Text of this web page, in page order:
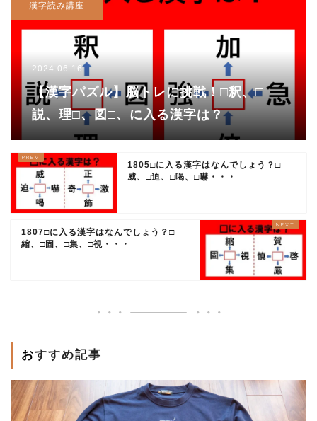
漢字読み講座
2024.06.16
【漢字パズル】脳トレに挑戦！□釈、□
説、理□、図□、に入る漢字は？
1805□に入る漢字はなんでしょう？□
威、□迫、□喝、□嚇・・・
1807□に入る漢字はなんでしょう？□
縮、□固、□集、□視・・・
おすすめ記事